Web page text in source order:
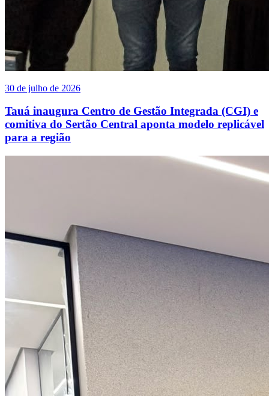
30 de julho de 2026
Tauá inaugura Centro de Gestão Integrada (CGI) e
comitiva do Sertão Central aponta modelo replicável
para a região